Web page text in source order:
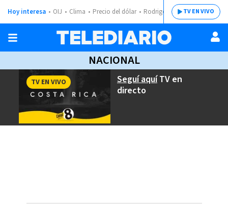
Hoy interesa OIJ Clima Precio del dólar Rodrigo ChavesTV EN VIVO
NACIONAL
Seguí aquíTV en
directo
TV EN VIVO